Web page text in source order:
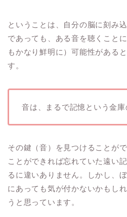
ということは、自分の脳に刻み
であっても、ある音を聴くこと
もかなり鮮明に）可能性がある
す。
音は、まるで記憶という金庫
その鍵（音）を見つけることが
ことができれば忘れていた遠い
るに違いありません。しかし、
にあっても気が付かないかもし
うと思っています。